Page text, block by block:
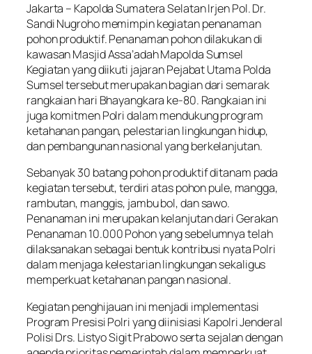
Jakarta – Kapolda Sumatera Selatan Irjen Pol. Dr.
Sandi Nugroho memimpin kegiatan penanaman
pohon produktif. Penanaman pohon dilakukan di
kawasan Masjid Assa’adah Mapolda Sumsel
Kegiatan yang diikuti jajaran Pejabat Utama Polda
Sumsel tersebut merupakan bagian dari semarak
rangkaian hari Bhayangkara ke-80. Rangkaian ini
juga komitmen Polri dalam mendukung program
ketahanan pangan, pelestarian lingkungan hidup,
dan pembangunan nasional yang berkelanjutan.
Sebanyak 30 batang pohon produktif ditanam pada
kegiatan tersebut, terdiri atas pohon pule, mangga,
rambutan, manggis, jambu bol, dan sawo.
Penanaman ini merupakan kelanjutan dari Gerakan
Penanaman 10.000 Pohon yang sebelumnya telah
dilaksanakan sebagai bentuk kontribusi nyata Polri
dalam menjaga kelestarian lingkungan sekaligus
memperkuat ketahanan pangan nasional.
Kegiatan penghijauan ini menjadi implementasi
Program Presisi Polri yang diinisiasi Kapolri Jenderal
Polisi Drs. Listyo Sigit Prabowo serta sejalan dengan